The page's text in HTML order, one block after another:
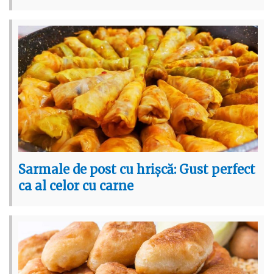
Sarmale de post cu hrișcă: Gust perfect
ca al celor cu carne